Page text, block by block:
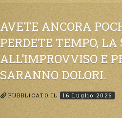
AVETE ANCORA
PERDETE TEMPO,
ALL’IMPROVVISO E
SARANNO DOLORI.
PUBBLICATO IL 16 Luglio 2026